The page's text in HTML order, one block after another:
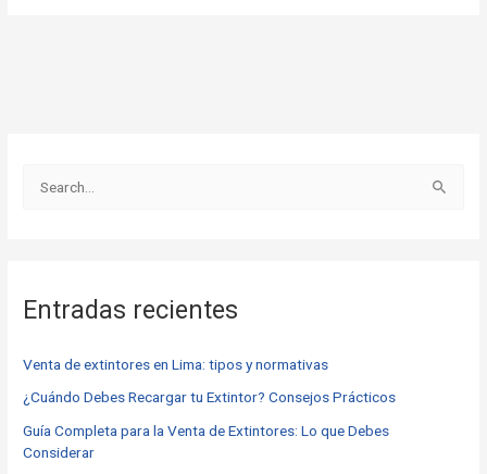
a
p
o
r
:
Entradas recientes
Venta de extintores en Lima: tipos y normativas
¿Cuándo Debes Recargar tu Extintor? Consejos Prácticos
Guía Completa para la Venta de Extintores: Lo que Debes
Considerar